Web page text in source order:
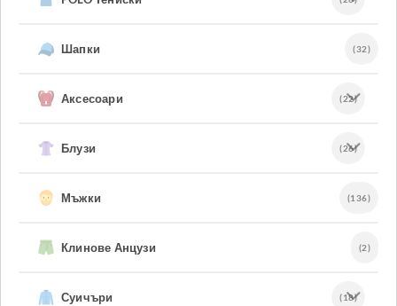
Шапки (32)
Аксесоари (22)
Блузи (26)
Мъжки (136)
Клинове Анцузи (2)
Суичъри (18)